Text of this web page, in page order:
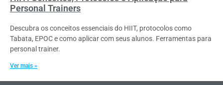
Personal Trainers
Descubra os conceitos essenciais do HIIT, protocolos como
Tabata, EPOC e como aplicar com seus alunos. Ferramentas para
personal trainer.
Ver mais »